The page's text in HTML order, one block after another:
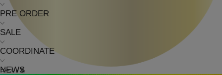
PRE ORDER
SALE
COORDINATE
NEWS
ゴールド系